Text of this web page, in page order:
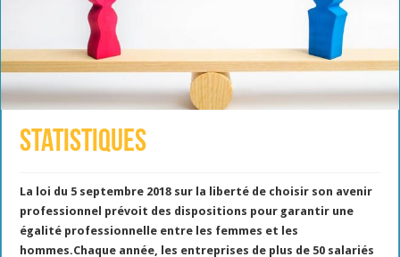
Statistiques
La loi du 5 septembre 2018 sur la liberté de choisir son avenir
professionnel prévoit des dispositions pour garantir une
égalité professionnelle entre les femmes et les
hommes.Chaque année, les entreprises de plus de 50 salariés